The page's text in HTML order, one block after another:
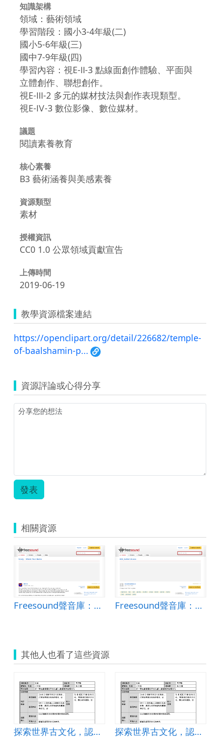
知識架構
領域：藝術領域
學習階段：國小3-4年級(二)
國小5-6年級(三)
國中7-9年級(四)
學習內容：視E-Ⅱ-3 點線面創作體驗、平面與
立體創作、聯想創作。
視E-Ⅲ-2 多元的媒材技法與創作表現類型。
視E-Ⅳ-3 數位影像、數位媒材。
議題
閱讀素養教育
核心素養
B3 藝術涵養與美感素養
資源類型
素材
授權資訊
CC0 1.0 公眾領域貢獻宣告
上傳時間
2019-06-19
教學資源檔案連結
https://openclipart.org/detail/226682/temple-
of-baalshamin-p...
資源評論或心得分享
發表
相關資源
Freesound聲音庫：Whats Your Name Freesound聲音庫：000_button10.wav
其他人也看了這些資源
探索世界古文化，認識多元文化 探索世界古文化，認識多元文化